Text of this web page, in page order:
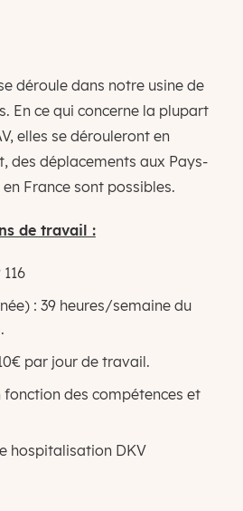
déroule dans notre usine de
En ce qui concerne la plupart
elles se dérouleront en
des déplacements aux Pays-
France sont possibles.
de travail :
: 39 heures/semaine du
par jour de travail.
fonction des compétences et
hospitalisation DKV